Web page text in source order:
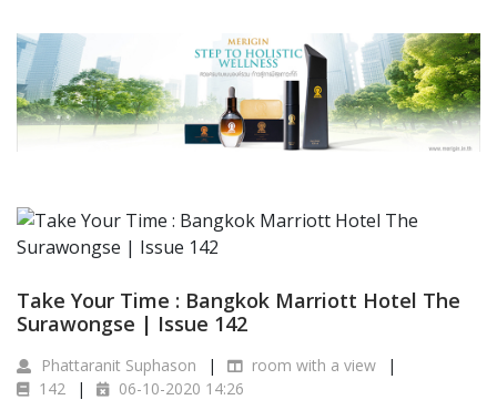
Take Your Time : Bangkok Marriott Hotel The
Surawongse | Issue 142
Phattaranit Suphason
room with a view
142
06-10-2020 14:26